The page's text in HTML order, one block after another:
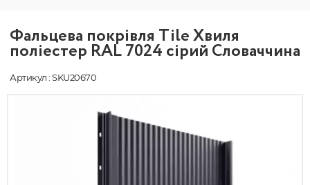
Фальцева покрівля Tile Хвиля
поліестер RAL 7024 сірий Словаччина
Артикул : SKU20670